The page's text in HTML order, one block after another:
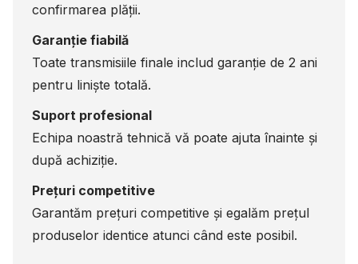
confirmarea plății.
Garanție fiabilă
Toate transmisiile finale includ garanție de 2 ani
pentru liniște totală.
Suport profesional
Echipa noastră tehnică vă poate ajuta înainte și
după achiziție.
Prețuri competitive
Garantăm prețuri competitive și egalăm prețul
produselor identice atunci când este posibil.